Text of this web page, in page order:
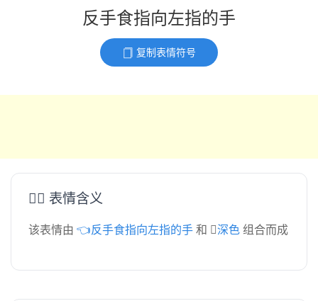
反手食指向左指的手
复制表情符号
👈🏿 表情含义
该表情由 👈反手食指向左指的手 和🏿深色 组合而成